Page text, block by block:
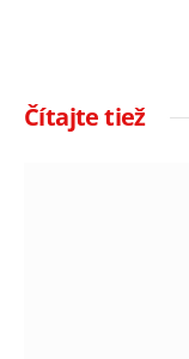
Čítajte tiež